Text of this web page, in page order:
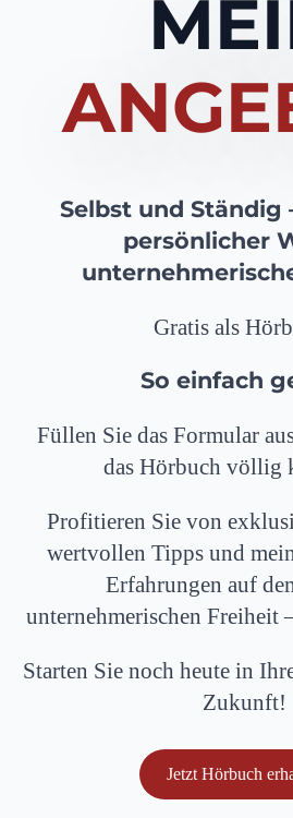
Selbst und Ständig
persönlicher
Gratis als
So einfach
Füllen Sie das Formular
das Hörbuch völlig
Profitieren Sie von
wertvollen Tipps und
Erfahrungen auf
unternehmerischen Freiheit
Starten Sie noch heute in
Zukunft!
Jetzt Hörbuch